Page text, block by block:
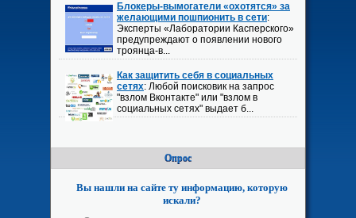
Блокеры-вымогатели «охотятся» за
желающими пошпионить в сети:
Эксперты «Лаборатории Касперского»
предупреждают о появлении нового
троянца-в...
Как защитить себя в социальных
сетях: Любой поисковик на запрос
"взлом Вконтакте" или "взлом в
социальных сетях" выдает б...
Опрос
Вы нашли на сайте ту информацию, которую
искали?